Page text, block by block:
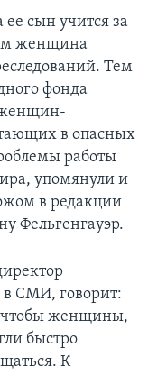
сын учится за
женщина
Тем
фонда
в опасных
работы
упомянули и
в редакции
Фельгенгауэр.
СМИ, говорит:
чтобы женщины,
быстро
К